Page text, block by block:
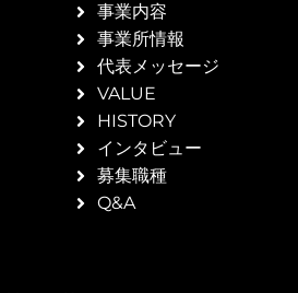
事業内容
事業所情報
代表メッセージ
VALUE
HISTORY
インタビュー
募集職種
Q&A